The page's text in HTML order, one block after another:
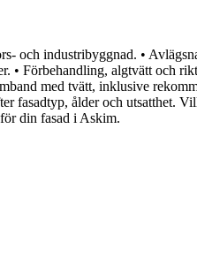
och industribyggnad. •
• Förbehandling, algtvätt och
med tvätt, inklusive
fasadtyp, ålder och utsatthet.
din fasad i Askim.